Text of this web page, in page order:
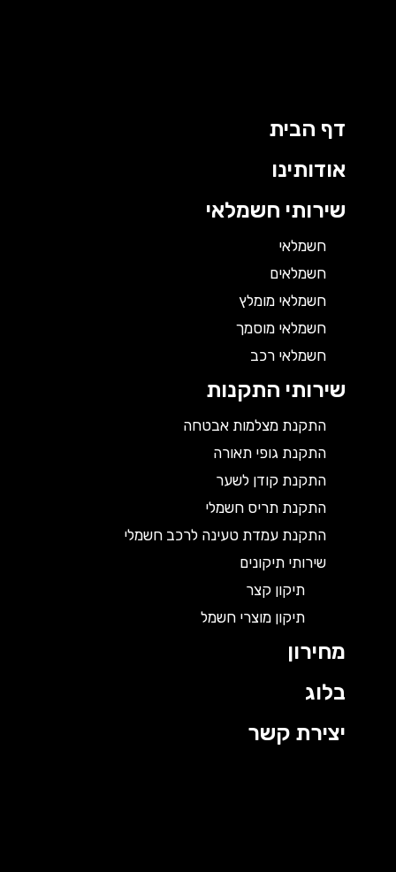
דף הבית
אודותינו
שירותי חשמלאי
חשמלאי
חשמלאים
חשמלאי מומלץ
חשמלאי מוסמך
חשמלאי רכב
שירותי התקנות
התקנת מצלמות אבטחה
התקנת גופי תאורה
התקנת קודן לשער
התקנת תריס חשמלי
התקנת עמדת טעינה לרכב חשמלי
שירותי תיקונים
תיקון קצר
תיקון מוצרי חשמל
מחירון
בלוג
יצירת קשר